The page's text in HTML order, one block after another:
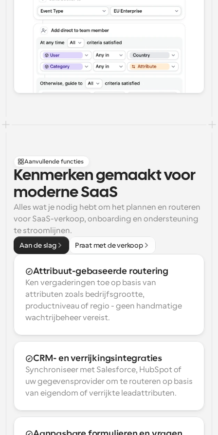
Aanvullende functies
Kenmerken gemaakt voor
moderne SaaS
Alles wat je nodig hebt om het plannen en routeren
voor SaaS-verkoop, onboarding en ondersteuning
te stroomlijnen.
Aan de slag Praat met de verkoop
Attribuut-gebaseerde routering
Ken vergaderingen toe op basis van
attributen zoals bedrijfsgrootte,
productniveau of regio - geen handmatige
wachtrijbeheer vereist.
CRM- en verrijkingsintegraties
Synchroniseer met Salesforce, HubSpot of
uw gegevensprovider om te routeren op basis
van eigendom of verrijkte leadattributen.